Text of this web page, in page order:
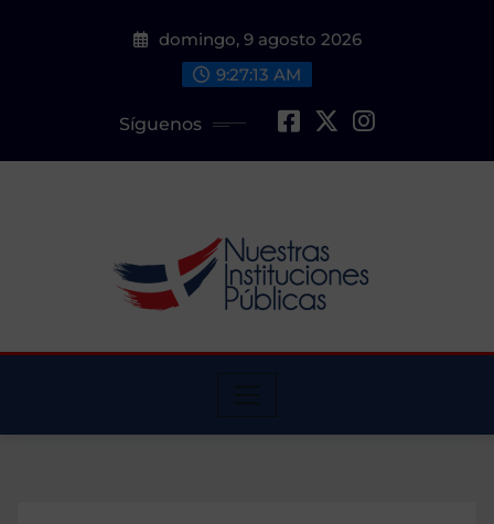
domingo, 9 agosto 2026
9:27:15 AM
Síguenos